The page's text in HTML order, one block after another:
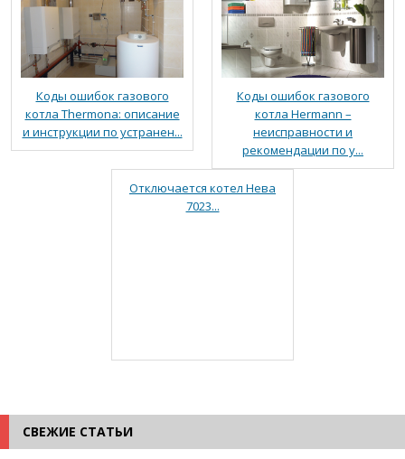
Коды ошибок газового
котла Thermona: описание
и инструкции по устранен...
Коды ошибок газового
котла Hermann –
неисправности и
рекомендации по у...
Отключается котел Нева
7023...
СВЕЖИЕ СТАТЬИ